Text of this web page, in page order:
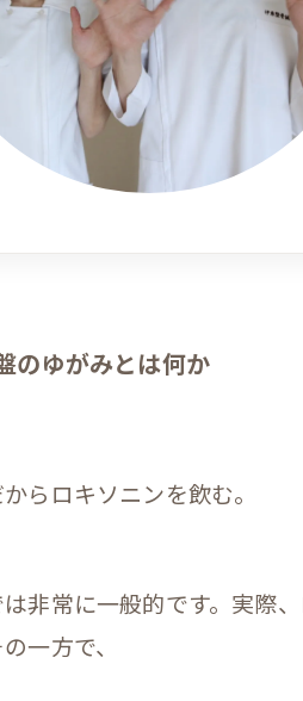
のゆがみとは何か
らロキソニンを飲む。
非常に一般的です。実際
一方で、